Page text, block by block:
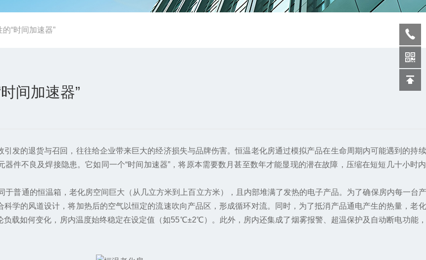
“时间加速器”
间加速器”
的退货与召回，往往给企业带来巨大的经济损失与品牌伤害。恒温老化房通过模拟产品在生命周期内可能遇到的持
件不良及焊接隐患。它如同一个“时间加速器”，将原本需要数月甚至数年才能显现的潜在故障，压缩在短短几十小时
于普通的恒温箱，老化房空间巨大（从几立方米到上百立方米），且内部堆满了发热的电子产品。为了确保房内每一台
学的风道设计，将加热后的空气以恒定的流速吹向产品区，形成循环对流。同时，为了抵消产品通电产生的热量，老
载如何变化，房内温度始终稳定在设定值（如55℃±2℃）。此外，房内还集成了烟雾报警、超温保护及自动断电功能